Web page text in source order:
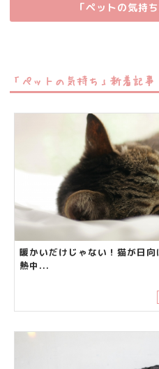
「ペットの気持
「ペットの気持ち」新着記事
暖かいだけじゃない！猫が日
熱中...